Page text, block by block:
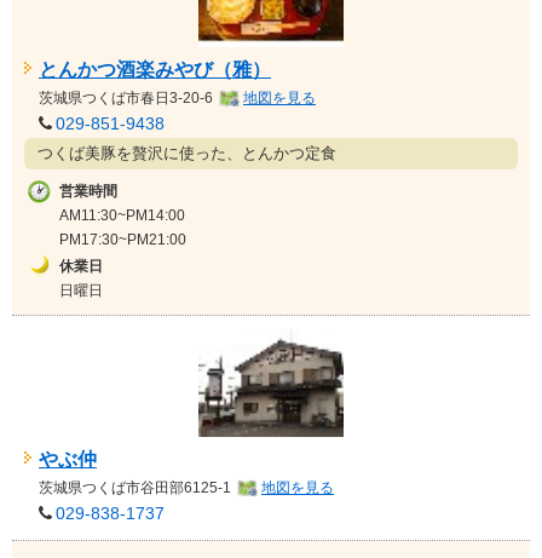
とんかつ酒楽みやび（雅）
茨城県つくば市春日3-20-6 地図を見る
029-851-9438
つくば美豚を贅沢に使った、とんかつ定食
営業時間
AM11:30~PM14:00
PM17:30~PM21:00
休業日
日曜日
やぶ仲
茨城県つくば市谷田部6125-1 地図を見る
029-838-1737